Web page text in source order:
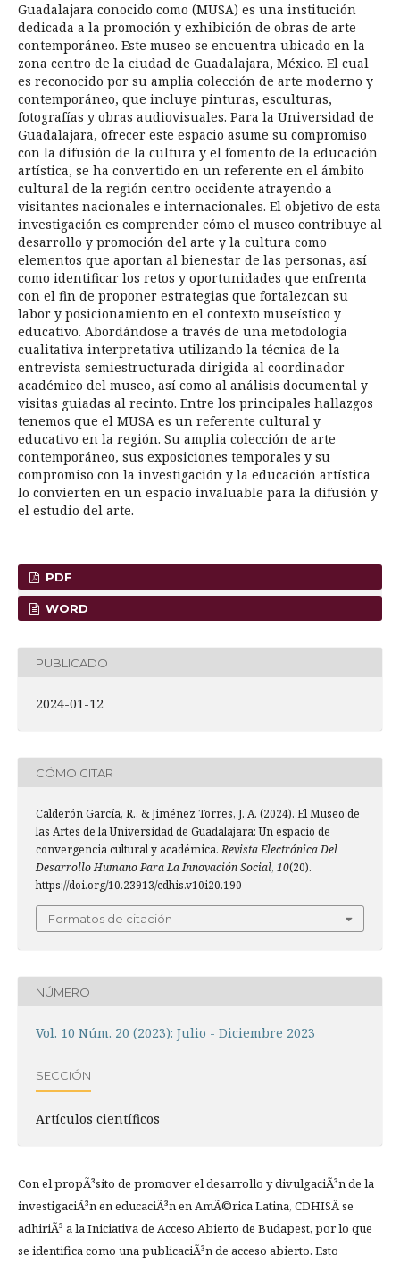
Guadalajara conocido como (MUSA) es una institución
dedicada a la promoción y exhibición de obras de arte
contemporáneo. Este museo se encuentra ubicado en la
zona centro de la ciudad de Guadalajara, México. El cual
es reconocido por su amplia colección de arte moderno y
contemporáneo, que incluye pinturas, esculturas,
fotografías y obras audiovisuales. Para la Universidad de
Guadalajara, ofrecer este espacio asume su compromiso
con la difusión de la cultura y el fomento de la educación
artística, se ha convertido en un referente en el ámbito
cultural de la región centro occidente atrayendo a
visitantes nacionales e internacionales. El objetivo de esta
investigación es comprender cómo el museo contribuye al
desarrollo y promoción del arte y la cultura como
elementos que aportan al bienestar de las personas, así
como identificar los retos y oportunidades que enfrenta
con el fin de proponer estrategias que fortalezcan su
labor y posicionamiento en el contexto museístico y
educativo. Abordándose a través de una metodología
cualitativa interpretativa utilizando la técnica de la
entrevista semiestructurada dirigida al coordinador
académico del museo, así como al análisis documental y
visitas guiadas al recinto. Entre los principales hallazgos
tenemos que el MUSA es un referente cultural y
educativo en la región. Su amplia colección de arte
contemporáneo, sus exposiciones temporales y su
compromiso con la investigación y la educación artística
lo convierten en un espacio invaluable para la difusión y
el estudio del arte.
PDF
WORD
PUBLICADO
2024-01-12
CÓMO CITAR
Calderón García, R., & Jiménez Torres, J. A. (2024). El Museo de
las Artes de la Universidad de Guadalajara: Un espacio de
convergencia cultural y académica.Revista Electrónica Del
Desarrollo Humano Para La Innovación Social, 10(20).
https://doi.org/10.23913/cdhis.v10i20.190
Formatos de citación
NÚMERO
Vol. 10 Núm. 20 (2023): Julio - Diciembre 2023
SECCIÓN
Artí­culos científicos
Con el propÃ³sito de promover el desarrollo y divulgaciÃ³n de la
investigaciÃ³n en educaciÃ³n en AmÃ©rica Latina, CDHISÂ se
adhiriÃ³ a la Iniciativa de Acceso Abierto de Budapest, por lo que
se identifica como una publicaciÃ³n de acceso abierto. Esto